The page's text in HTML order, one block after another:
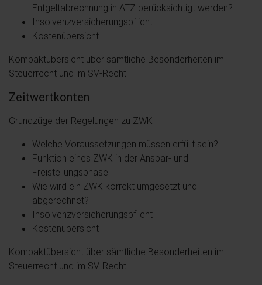
Entgeltabrechnung in ATZ berücksichtigt werden?
Insolvenzversicherungspflicht
Kostenübersicht
Kompaktübersicht über sämtliche Besonderheiten im
Steuerrecht und im SV-Recht
Zeitwertkonten
Grundzüge der Regelungen zu ZWK
Welche Voraussetzungen müssen erfüllt sein?
Funktion eines ZWK in der Anspar- und
Freistellungsphase
Wie wird ein ZWK korrekt umgesetzt und
abgerechnet?
Insolvenzversicherungspflicht
Kostenübersicht
Kompaktübersicht über sämtliche Besonderheiten im
Steuerrecht und im SV-Recht